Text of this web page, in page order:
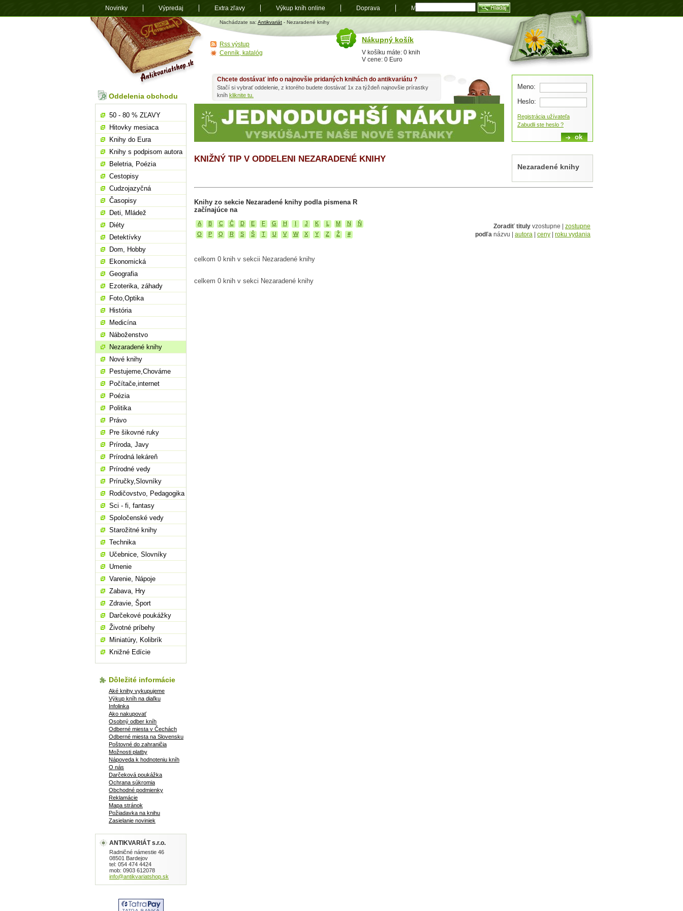
Antikvariát
shop.sk
Nachádzate sa: Antikvariát - Nezaradené knihy
KNIŽNÝ TIP V ODDELENI NEZARADENÉ KNIHY
Nezaradené knihy
Knihy zo sekcie Nezaradené knihy podla pismena R
začínajúce na
A B C Č D E F G H I J K L M N
Ň
O
P Q R S Š T U V W X Y Z Ž #
Zoradiť tituly vzostupne | zostupne
podľa názvu | autora ceny roku vydania
celkom 0 knih v sekcii Nezaradené knihy
celkem 0 knih v sekci Nezaradené knihy
Chcete dostávať info o najnovšie pridaných knihách do antikvariátu ?
Stačí si vybrať oddelenie, z ktorého budete dostávať 1x za týždeň najnovšie prírastky
kníh kliknite tu.
Oddelenia obchodu
50 - 80 % ZĽAVY
Hitovky mesiaca
Knihy do Eura
Knihy s podpisom autora
Beletria, Poézia
Cestopisy
Cudzojazyčná
Časopisy
Deti, Mládež
Diéty
Detektívky
Dom, Hobby
Ekonomická
Geografia
Ezoterika, záhady
Foto,Optika
História
Medicína
Náboženstvo
Nezaradené knihy
Nové knihy
Pestujeme,Chováme
Počítače,internet
Poézia
Politika
Právo
Pre šikovné ruky
Príroda, Javy
Prírodná lekáreň
Prírodné vedy
Príručky,Slovníky
Rodičovstvo, Pedagogika
Sci - fi, fantasy
Spoločenské vedy
Starožitné knihy
Technika
Učebnice, Slovníky
Umenie
Varenie, Nápoje
Zabava, Hry
Zdravie, Šport
Darčekové poukážky
Životné príbehy
Miniatúry, Kolibrík
Knižné Edície
Dôležité informácie
Aké knihy vykupujeme
Výkup kníh na diaľku
Infolinka
Ako nakupovať
Osobný odber kníh
Odberné miesta v Čechách
Odberné miesta na Slovensku
Poštovné do zahraničia
Možnosti platby
Nápoveda k hodnoteniu kníh
O nás
Darčeková poukážka
Ochrana súkromia
Obchodné podmienky
Reklamácie
Mapa stránok
Požiadavka na knihu
Zasielanie noviniek
ANTIKVARIÁT s.r.o.
Radničné námestie 46
08501 Bardejov
tel: 054 474 4424
mob: 0903 612078
info@antikvariatshop.sk
Meno:
Heslo:
Registrácia užívateľa
Zabudli ste heslo ?
Nákupný košík
V košíku máte: 0 knih
V cene: 0 Euro
Rss výstup
Cenník, katalóg
Novinky Výpredaj Extra zľavy Výkup kníh online Doprava Mapa